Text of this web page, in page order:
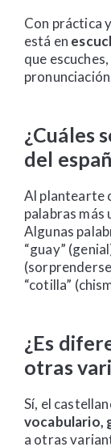
Con práctica
está en
que
¿Cuáles
del
Al plantearte
palabras más
Algunas
“guay”
“cotilla”
¿Es
otras
Sí, el
vocabulario,
a otras